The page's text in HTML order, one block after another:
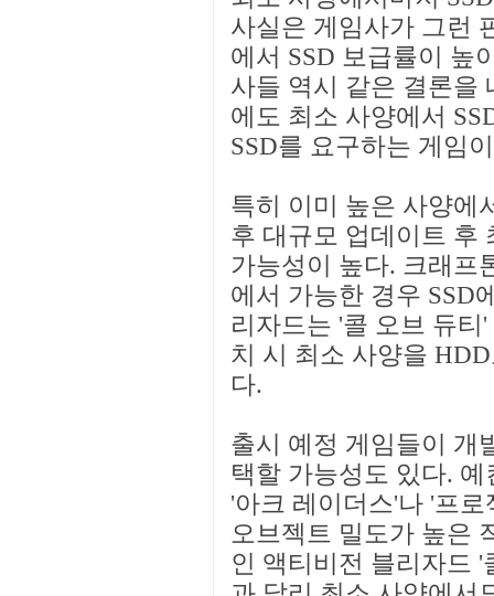
사실은 게임사가 그런
에서 SSD 보급률이 높
사들 역시 같은 결론을
에도 최소 사양에서
SSD를 요구하는 게임
특히 이미 높은 사양에
후 대규모 업데이트 후
가능성이 높다. 크래프
에서 가능한 경우 SSD
리자드는 '콜 오브 듀
치 시 최소 사양을
다.
출시 예정 게임들이 개
택할 가능성도 있다.
'아크 레이더스'나 '프
오브젝트 밀도가 높은
인 액티비전 블리자드